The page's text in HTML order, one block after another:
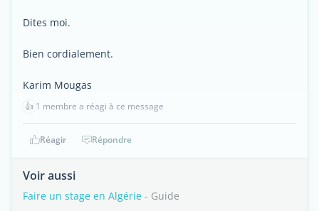
Dites moi.
Bien cordialement.
Karim Mougas
👍 1 membre a réagi à ce message
Réagir Répondre
Voir aussi
Faire un stage en Algérie - Guide